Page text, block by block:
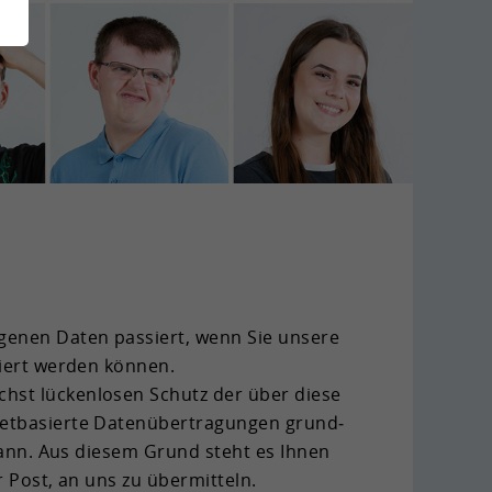
Daten pas­siert, wenn Sie un­se­re
wer­den kön­nen.
lü­cken­lo­sen Schutz der über diese
Da­ten­über­tra­gun­gen grund­
Aus die­sem Grund steht es Ihnen
an uns zu über­mit­teln.